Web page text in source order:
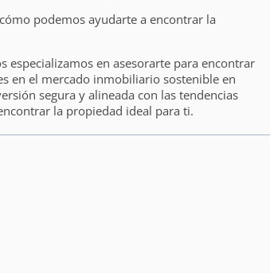
podemos ayudarte a encontrar la
especializamos en asesorarte para encontrar
en el mercado inmobiliario sostenible en
segura y alineada con las tendencias
la propiedad ideal para ti.